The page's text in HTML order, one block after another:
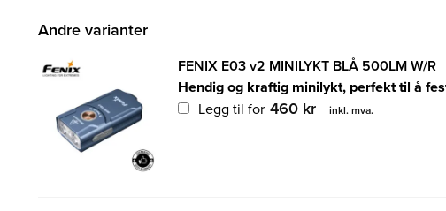
Andre varianter
FENIX E03 v2 MINILYKT BLÅ 500LM W/R
Hendig og kraftig minilykt, perfekt til å
Legg til for 460 kr inkl. mva.